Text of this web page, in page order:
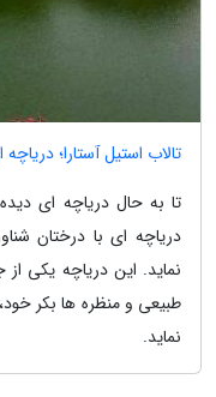
تالاب استیل آستارا؛
تا به حال دریاچه ای
دریاچه ای با درختان
نماید. این دریاچه یکی
طبیعی و منظره ها بکر
نماید.